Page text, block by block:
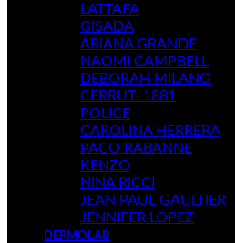
LATTAFA
GISADA
ARIANA GRANDE
NAOMI CAMPBELL
DEBORAH MILANO
CERRUTI 1881
POLICE
CAROLINA HERRERA
PACO RABANNE
KENZO
NINA RICCI
JEAN PAUL GAULTIER
JENNIFER LOPEZ
DERMOLAB